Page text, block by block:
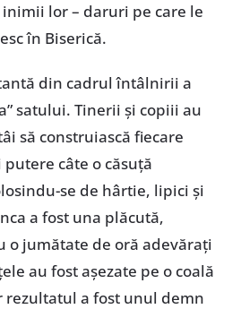
lor – daruri pe care le
în Biserică.
din cadrul întâlnirii a
satului. Tinerii şi copiii au
să construiască fiecare
câte o căsuţă
se de hârtie, lipici şi
a fost una plăcută,
o jumătate de oră adevăraţi
au fost aşezate pe o coală
rezultatul a fost unul demn